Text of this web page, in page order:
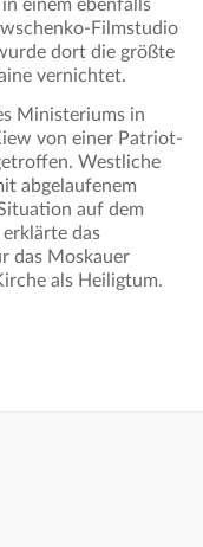
einem ebenfalls
Filmstudio
dort die größte
vernichtet.
Ministeriums in
von einer Patriot-
Westliche
abgelaufenem
auf dem
das
das Moskauer
als Heiligtum.